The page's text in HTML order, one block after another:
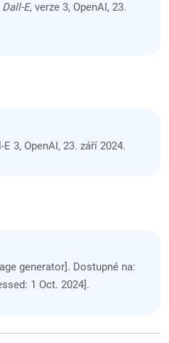
Dall-E, verze 3, OpenAI, 23.
3, OpenAI, 23. září 2024.
generator]. Dostupné na:
1 Oct. 2024].